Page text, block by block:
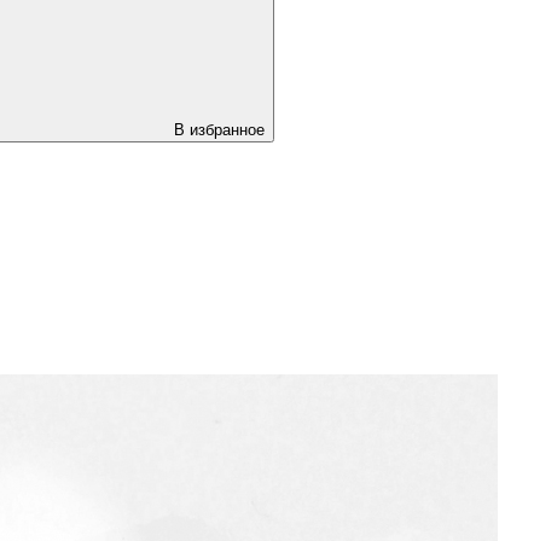
В избранное